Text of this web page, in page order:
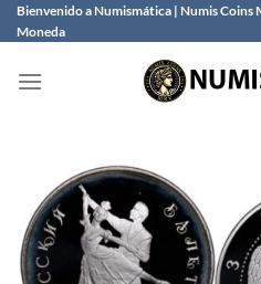
Saltar
al
Bienvenido a Numismática | Numis
Moneda